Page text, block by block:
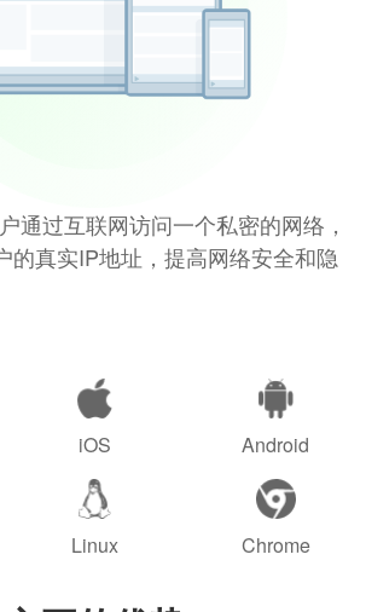
通过互联网访问一个私密的网络，
的真实IP地址，提高网络安全和隐
iOS Android
Linux Chrome